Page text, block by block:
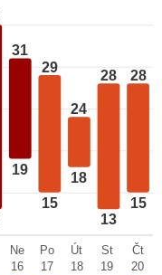
31
19
29
15
24
18
28
13
28
15
Ne
16
Po
17
Út
18
St
19
Čt
20